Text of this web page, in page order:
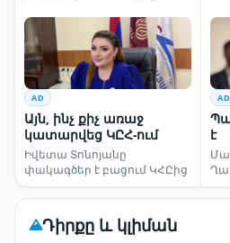
AD
Այն, ինչ քիչ առաջ
կատարվեց ԿԸՀ-ում
Իվետա Տոնոյանը
փակագծեր է բացում ԿՀԸից
AD
է
Դիրքը և կլիման